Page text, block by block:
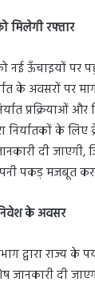
मिलेगी रफ्तार
को नई ऊँचाइयों पर
के अवसरों पर
प्रक्रियाओं और
निर्यातकों के लिए
दी जाएगी,
पकड़ मजबूत
के अवसर
द्वारा राज्य के
जानकारी दी